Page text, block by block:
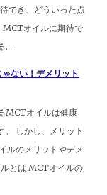
でき、どういった点
MCTオイルに期待で
...
ない！デメリット
MCTオイルは健康
。 しかし、メリット
ルのメリットやデメ
とは MCTオイルの